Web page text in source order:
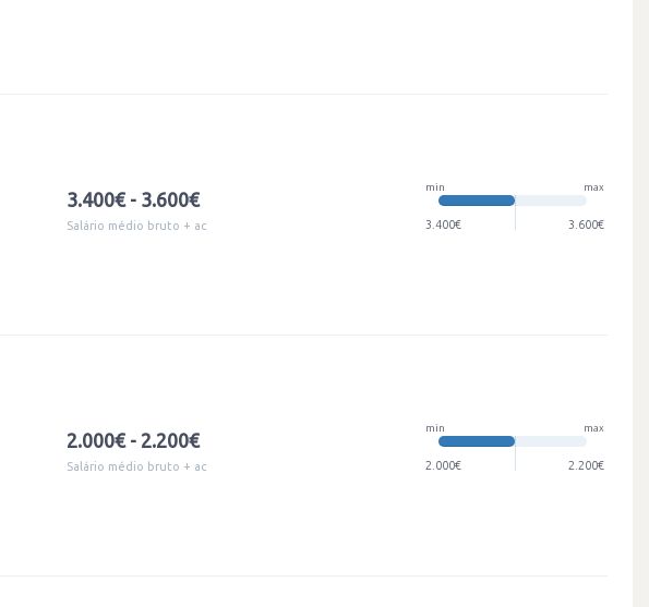
3.400€ - 3.600€
Salário médio bruto + ac
min max
3.400€ 3.600€
2.000€ - 2.200€
Salário médio bruto + ac
min max
2.000€ 2.200€